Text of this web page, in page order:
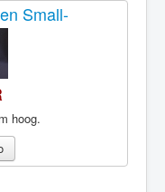
Small-
hoog.